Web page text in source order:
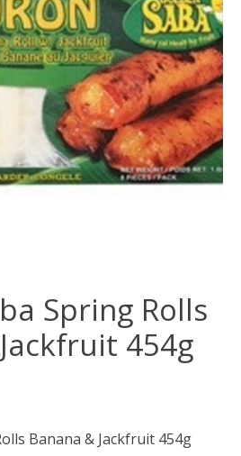
Spring Rolls
454g
Banana & Jackfruit 454g